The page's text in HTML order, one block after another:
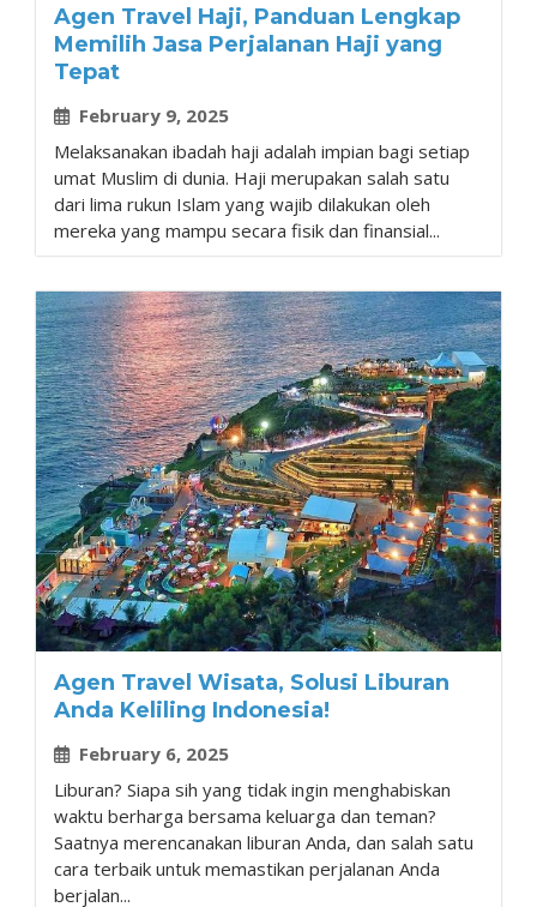
Agen Travel Haji, Panduan Lengkap
Memilih Jasa Perjalanan Haji yang
Tepat
February 9, 2025
Melaksanakan ibadah haji adalah impian bagi setiap
umat Muslim di dunia. Haji merupakan salah satu
dari lima rukun Islam yang wajib dilakukan oleh
mereka yang mampu secara fisik dan finansial...
Agen Travel Wisata, Solusi Liburan
Anda Keliling Indonesia!
February 6, 2025
Liburan? Siapa sih yang tidak ingin menghabiskan
waktu berharga bersama keluarga dan teman?
Saatnya merencanakan liburan Anda, dan salah satu
cara terbaik untuk memastikan perjalanan Anda
berjalan...